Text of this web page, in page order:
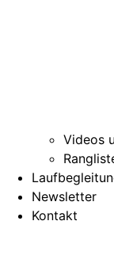
Videos
Newsletter
Kontakt